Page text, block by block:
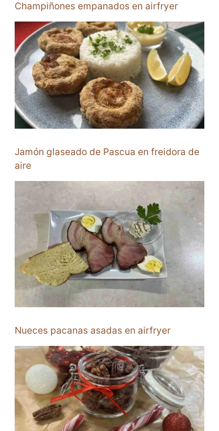
Champiñones empanados en airfryer
Jamón glaseado de Pascua en freidora de
aire
Nueces pacanas asadas en airfryer